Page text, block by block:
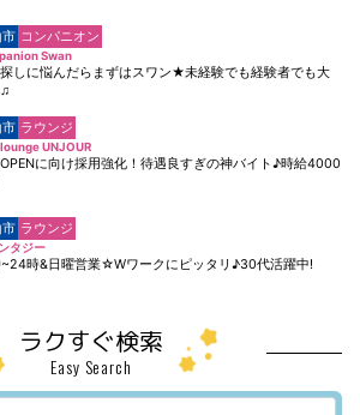
コンパニオン
Swan
しに悩んだらまずはスワン★未経験でも経験者でも大
ラウンジ
UNJOUR
に向け採用強化！待遇良すぎの神バイト♪時給4000
ラウンジ
タジー
時&日曜営業☆Wワークにピッタリ♪30代活躍中!
ラクすぐ検索
Easy Search